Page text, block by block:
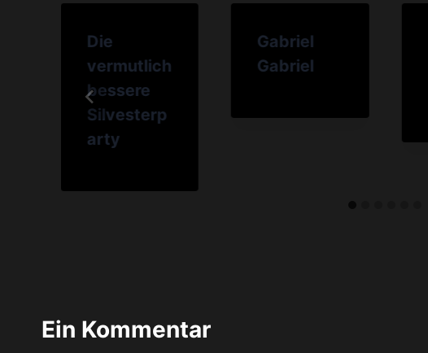
Die
vermutlich
bessere
Silvesterp
arty
Gabriel
Gabriel
Ein Kommentar